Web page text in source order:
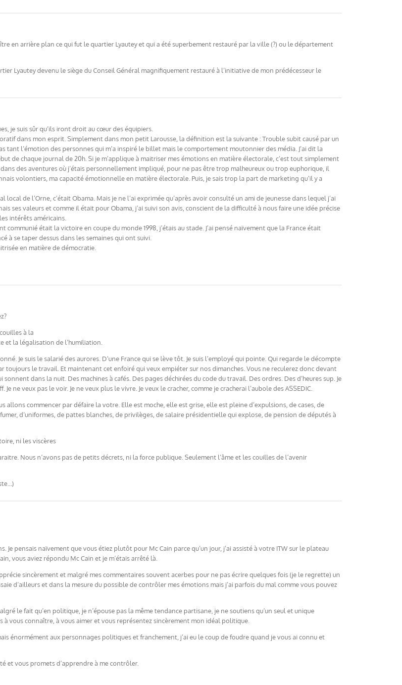
en arrière plan ce qui fut le quartier Lyautey et qui a été superbement restauré par la ville (?) ou le département
Lyautey devenu le siège du Conseil Général magnifiquement restauré à l’initiative de mon prédécesseur le
je suis sûr qu’ils iront droit au cœur des équipiers.
dans mon esprit. Simplement dans mon petit Larousse, la définition est la suivante : Trouble subit causé par un
tant l’émotion des personnes qui m’a inspiré le billet mais le comportement moutonnier des média. J’ai dit la
de chaque journal de 20h. Si je m’applique à maitriser mes émotions en matière électorale, c’est tout simplement
des aventures où j’étais personnellement impliqué, pour ne pas être trop malheureux ou trop euphorique, il
volontiers, ma capacité émotionnelle en matière électorale. Puis, je sais trop la part de marketing qu’il y a
local de l’Orne, c’était Obama. Mais je ne l’ai exprimée qu’après avoir consulté un ami de jeunesse dans lequel j’ai
ses valeurs et comme il était pour Obama, j’ai suivi son avis, conscient de la difficulté à nous faire une idée précise
intérêts américains.
était la victoire en coupe du monde 1998, j’étais au stade. J’ai pensé naïvement que la France était
à se taper dessus dans les semaines qui ont suivi.
en matière de démocratie.
à la
et la légalisation de l’humiliation.
Je suis le salarié des aurores. D’une France qui se lève tôt. Je suis l’employé qui pointe. Qui regarde le décompte
toujours le travail. Et maintenant cet enfoiré qui veux empiéter sur nos dimanches. Vous ne reculerez donc devant
dans la nuit. Des machines à cafés. Des pages déchirées du code du travail. Des ordres. Des d’heures sup. Je
ne veux pas le voir. Je ne veux plus le vivre. Je veux le cracher, comme je cracherai l’aubole des ASSEDIC.
allons commencer par défaire la votre. Elle est moche, elle est grise, elle est pleine d’expulsions, de cases, de
d’uniformes, de pattes blanches, de privilèges, de salaire présidentielle qui explose, de pension de députés à
ni les viscères
Nous n’avons pas de petits décrets, ni la force publique. Seulement l’âme et les couilles de l’avenir
pensais naïvement que vous étiez plutôt pour Mc Cain parce qu’un jour, j’ai assisté à votre ITW sur le plateau
vous aviez répondu Mc Cain et je m’étais arrêté là.
sincèrement et malgré mes commentaires souvent acerbes pour ne pas écrire quelques fois (je le regrette) un
d’ailleurs et dans la mesure du possible de contrôler mes émotions mais j’ai parfois du mal comme vous pouvez
le fait qu’en politique, je n’épouse pas la même tendance partisane, je ne soutiens qu’un seul et unique
à vous connaître, à vous aimer et vous représentez sincèrement mon idéal politique.
énormément aux personnages politiques et franchement, j’ai eu le coup de foudre quand je vous ai connu et
et vous promets d’apprendre à me contrôler.